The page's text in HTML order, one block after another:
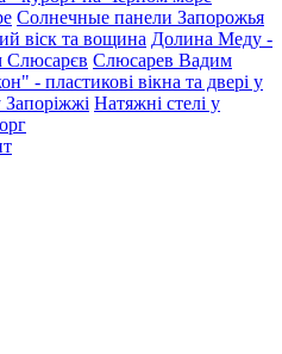
Солнечные панели Запорожья
віск та вощина Долина Меду -
Слюсарєв Слюсарев Вадим
- пластикові вікна та двері у
Натяжні стелі у